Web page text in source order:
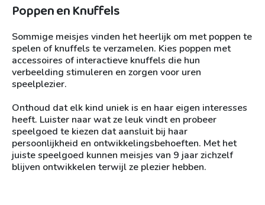
Poppen en Knuffels
Sommige meisjes vinden het heerlijk om met poppen te
spelen of knuffels te verzamelen. Kies poppen met
accessoires of interactieve knuffels die hun
verbeelding stimuleren en zorgen voor uren
speelplezier.
Onthoud dat elk kind uniek is en haar eigen interesses
heeft. Luister naar wat ze leuk vindt en probeer
speelgoed te kiezen dat aansluit bij haar
persoonlijkheid en ontwikkelingsbehoeften. Met het
juiste speelgoed kunnen meisjes van 9 jaar zichzelf
blijven ontwikkelen terwijl ze plezier hebben.